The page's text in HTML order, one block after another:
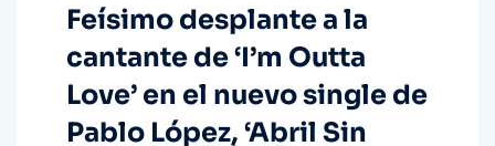
Feísimo desplante a la
cantante de ‘I’m Outta
Love’ en el nuevo single de
Pablo López, ‘Abril Sin